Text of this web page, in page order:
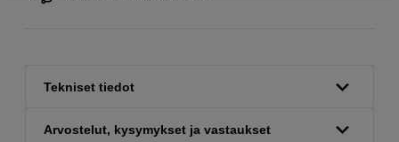
Tekniset tiedot
Arvostelut, kysymykset ja vastaukset